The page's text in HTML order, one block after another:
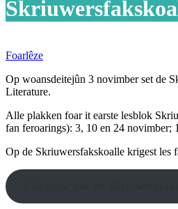
Foarlêze
Op woansdeitejûn 3 novimber set de
Literature.
Alle plakken foar it earste lesblok
fan feroarings): 3, 10 en 24 novimber;
Op de Skriuwersfakskoalle krigest les